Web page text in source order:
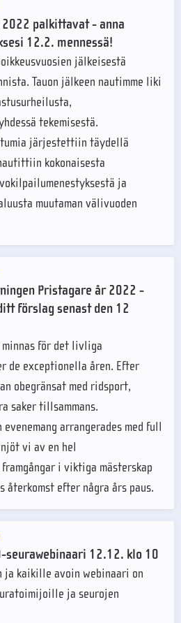
2022 palkittavat - anna
12.2. mennessä!
jälkeisestä
Tauon jälkeen nautimme liki
tekemisestä.
järjestettiin täydellä
kokonaisesta
ja
muutaman välivuoden
Pristagare år 2022 -
förslag senast den 12
för det livliga
de exceptionella åren. Efter
obegränsat med ridsport,
saker tillsammans.
arrangerades med full
vi av en hel
i viktiga mästerskap
återkomst efter några års paus.
seurawebinaari 12.12. klo 10
ja kaikille avoin webinaari on
ja seurojen